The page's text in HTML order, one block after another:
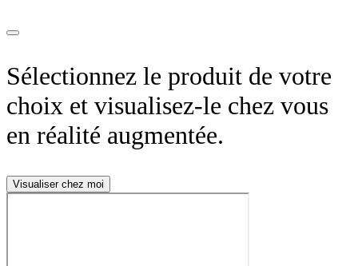
Sélectionnez le produit de votre
choix et visualisez-le chez vous
en réalité augmentée.
Visualiser chez moi